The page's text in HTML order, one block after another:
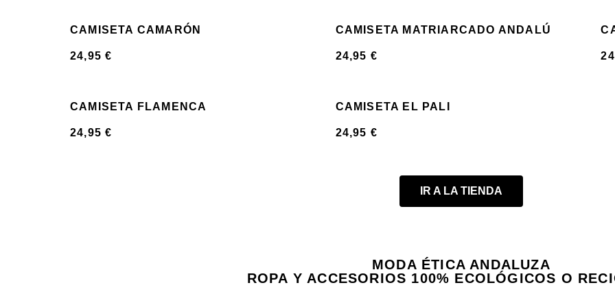
CAMISETA CAMARÓN
24,95€
CAMISETA MATRIARCADO ANDALÚ
24,95 €
CAMISETA FLAMENCA
24,95€
CAMISETA EL PALI
24,95 €
IR A LA TIENDA
MODA ÉTICA ANDALUZA
ROPA Y ACCESORIOS 100% ECOLÓGICOS O